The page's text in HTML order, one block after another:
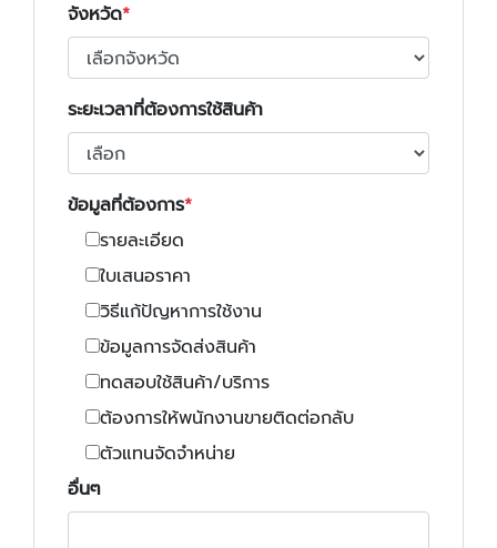
จังหวัด
ระยะเวลาที่ต้องการใช้สินค้า
ข้อมูลที่ต้องการ
รายละเอียด
ใบเสนอราคา
วิธีแก้ปัญหาการใช้งาน
ข้อมูลการจัดส่งสินค้า
ทดสอบใช้สินค้า/บริการ
ต้องการให้พนักงานขายติดต่อกลับ
ตัวแทนจัดจำหน่าย
อื่นๆ